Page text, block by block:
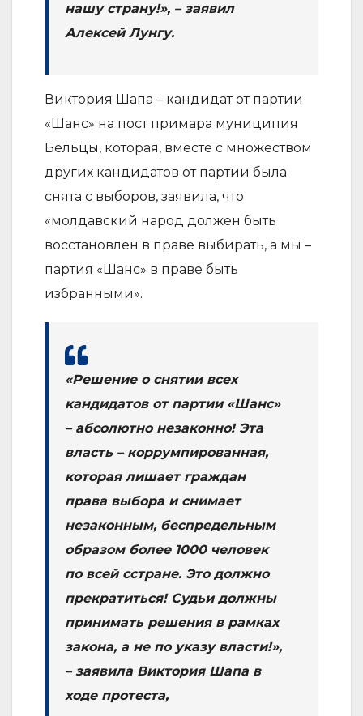
нашу страну!», – заявил
Алексей Лунгу.
Виктория Шапа – кандидат от партии
«Шанс» на пост примара муниципия
Бельцы, которая, вместе с множеством
других кандидатов от партии была
снята с выборов, заявила, что
«молдавский народ должен быть
восстановлен в праве выбирать, а мы –
партия «Шанс» в праве быть
избранными».
«Решение о снятии всех
кандидатов от партии «Шанс»
– абсолютно незаконно! Эта
власть – коррумпированная,
которая лишает граждан
права выбора и снимает
незаконным, беспредельным
образом более 1000 человек
по всей сстране. Это должно
прекратиться! Судьи должны
принимать решения в рамках
закона, а не по указу власти!»,
– заявила Виктория Шапа в
ходе протеста,